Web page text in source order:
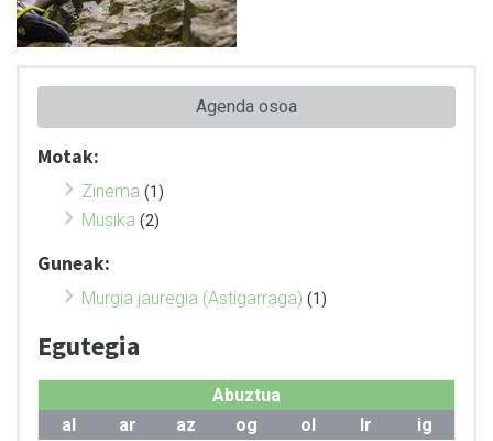
Agenda osoa
Motak:
Zinema (1)
Musika (2)
Guneak:
Murgia jauregia (Astigarraga) (1)
Egutegia
Abuztua
al
ar az og ol lr
ig